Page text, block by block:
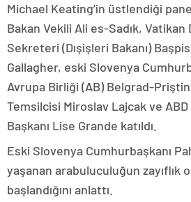
Michael Keating’in üstlendiği
Bakan Vekili Ali es-Sadık,
Sekreteri (Dışişleri Bakanı)
Gallagher, eski Slovenya
Avrupa Birliği (AB) Belgrad-
Temsilcisi Miroslav Lajcak ve
Başkanı Lise Grande katıldı.
Eski Slovenya Cumhurbaşkanı
yaşanan arabuluculuğun zayıflık
başlandığını anlattı.